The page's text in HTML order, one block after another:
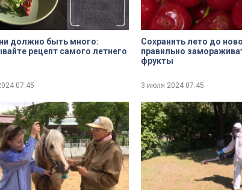
должно быть много:
рецепт самого летнего
07:45
Сохранить лето до
правильно
фрукты
3 июля 2024 07:45